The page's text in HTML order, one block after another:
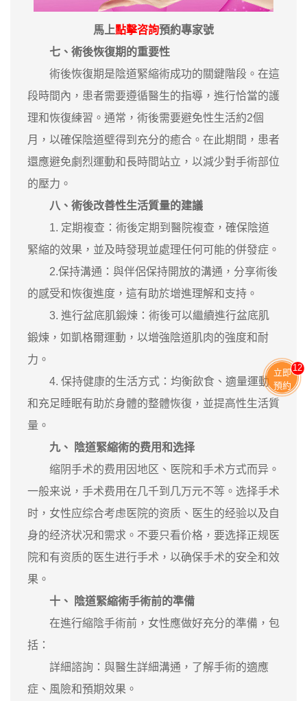
馬上點擊咨詢預約專家號
七 、 術後恢復期的重要性
術後恢復期是陰道緊縮術成功的關鍵階段。在這
段時間內，患者需要遵循醫生的指導，進行恰當的護
理和恢復練習。通常，術後需要避免性生活約2個
月，以確保陰道壁得到充分的癒合。在此期間，患者
還應避免劇烈運動和長時間站立，以減少對手術部位
的壓力。
八 、 術後改善性生活質量的建議
1. 定期複查：術後定期到醫院複查，確保陰道
緊縮的效果，並及時發現並處理任何可能的併發症。
2.保持溝通：與伴侶保持開放的溝通，分享術後
的感受和恢復進度，這有助於增進理解和支持。
3. 進行盆底肌鍛煉：術後可以繼續進行盆底肌
鍛煉，如凱格爾運動，以增強陰道肌肉的強度和耐
力。
4. 保持健康的生活方式：均衡飲食、適量運動
和充足睡眠有助於身體的整體恢復，並提高性生活質
量。
九、 陰道緊縮術的费用和选择
缩阴手术的费用因地区、医院和手术方式而异。
一般来说，手术费用在几千到几万元不等。选择手术
时，女性应综合考虑医院的资质、医生的经验以及自
身的经济状况和需求。不要只看价格，要选择正规医
院和有资质的医生进行手术，以确保手术的安全和效
果。
十、 陰道緊縮術手術前的準備
在進行縮陰手術前，女性應做好充分的準備，包
括：
詳細諮詢：與醫生詳細溝通，了解手術的適應
症、風險和預期效果。
立即
預約
13